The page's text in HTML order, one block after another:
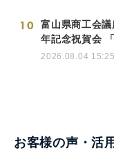
10
富山県商工会
年記念祝賀会
2026.08.04 15:25
お客様の声・活